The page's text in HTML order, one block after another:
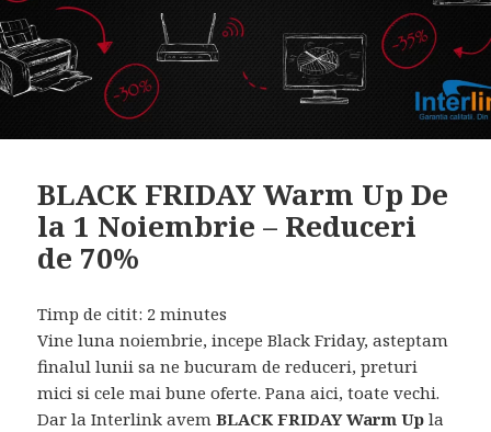
BLACK FRIDAY Warm Up De
la 1 Noiembrie – Reduceri
de 70%
Timp de citit: 2 minutes
Vine luna noiembrie, incepe Black Friday, asteptam
finalul lunii sa ne bucuram de reduceri, preturi
mici si cele mai bune oferte. Pana aici, toate vechi.
Dar la Interlink avemBLACK FRIDAY Warm Up la